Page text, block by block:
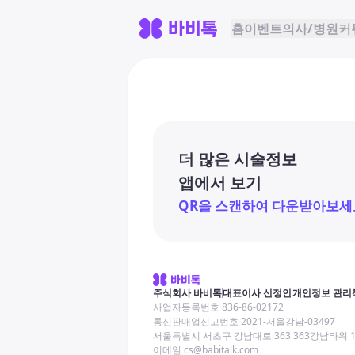
홈이벤트의사/병원커
더 많은 시술정보
앱에서 보기
QR을 스캔하여 다운받아보세
주식회사 바비톡대표이사 신정인개인정보 관리
사업자등록번호 836-86-02172
통신판매업신고번호 2021-서울강남-03497
서울특별시 서초구 강남대로 363 363강남타워
이메일 cs@babitalk.com